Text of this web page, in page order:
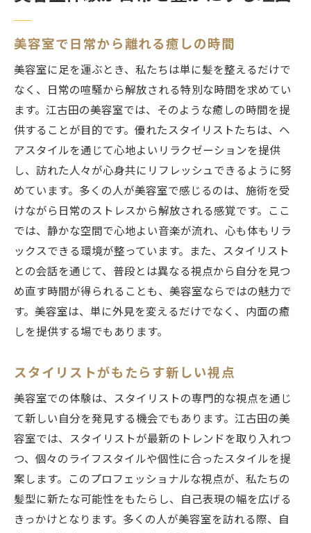
美容室で日常から離れる癒しの時間
美容室に足を運ぶとき、私たちは単に髪を整えるだけで
なく、日常の喧騒から解放される特別な時間を求めてい
ます。江古田の美容室では、そのような癒しの時間を提
供することが目的です。優れたスタイリストたちは、ヘ
アスタイルを通じて心地よいリラクゼーションを提供
し、訪れた人々が心身共にリフレッシュできるように努
めています。多くの人が美容室で感じるのは、施術を受
けながら日常のストレスから解放される感覚です。ここ
では、静かな空間で心地よい音楽が流れ、心も体もリラ
ックスできる環境が整っています。また、スタイリスト
との会話を通じて、普段とは異なる視点から自分を見つ
め直す時間が得られることも、美容室ならではの魅力で
す。美容室は、単に外見を変えるだけでなく、内面の癒
しを提供する場でもあります。
スタイリストがもたらす新しい視点
美容室での体験は、スタイリストの専門的な視点を通じ
て新しい自分を発見する機会でもあります。江古田の美
容室では、スタイリストが最新のトレンドを取り入れつ
つ、個々のライフスタイルや個性に合ったスタイルを提
案します。このプロフェッショナルな視点が、私たちの
髪型に新たな可能性をもたらし、自己表現の幅を広げる
きっかけとなります。多くの人が美容室を訪れる際、自